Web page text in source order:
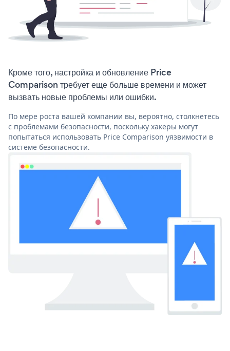
Кроме того, настройка и обновление Price
Comparison требует еще больше времени и может
вызвать новые проблемы или ошибки.
По мере роста вашей компании вы, вероятно, столкнетесь
с проблемами безопасности, поскольку хакеры могут
попытаться использовать Price Comparison уязвимости в
системе безопасности.